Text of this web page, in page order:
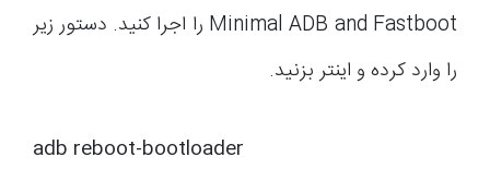
Minimal ADB and Fastboot را اجرا کنید. دستور زیر
را وارد کرده و اینتر بزنید.
adb reboot-bootloader